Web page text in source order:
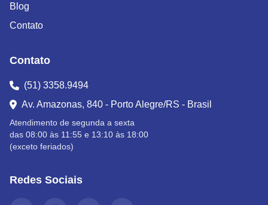
Blog
Contato
Contato
(51) 3358.9494
Av. Amazonas, 840 - Porto Alegre/RS - Brasil
Atendimento de segunda a sexta
das 08:00 às 11:55 e 13:10 às 18:00
(exceto feriados)
Redes Sociais